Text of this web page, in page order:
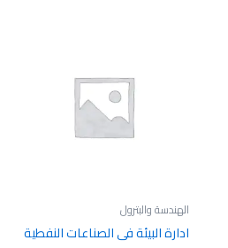
الهندسة والبترول
ادارة البيئة فى الصناعات النفطية